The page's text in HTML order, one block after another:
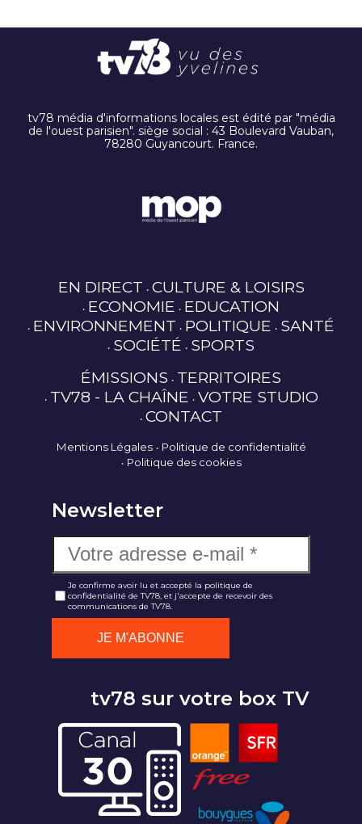
tv78 média d'informations locales est édité par "média
de l'ouest parisien". siège social : 43 Boulevard Vauban,
78280 Guyancourt. France.
EN DIRECT CULTURE & LOISIRS
ECONOMIE EDUCATION
ENVIRONNEMENT POLITIQUE SANTÉ
SOCIÉTÉ SPORTS
ÉMISSIONS TERRITOIRES
TV78 - LA CHAÎNE VOTRE STUDIO
CONTACT
Mentions Légales
Politique de confidentialité
Politique des cookies
Newsletter
Je confirme avoir lu et accepté la politique de
confidentialité de TV78, et j'accepte de recevoir des
communications de TV78.
tv78 sur votre box TV